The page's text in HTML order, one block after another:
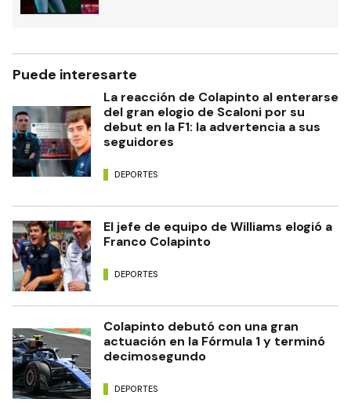
Puede interesarte
La reacción de Colapinto al enterarse
del gran elogio de Scaloni por su
debut en la F1: la advertencia a sus
seguidores
DEPORTES
El jefe de equipo de Williams elogió a
Franco Colapinto
DEPORTES
Colapinto debutó con una gran
actuación en la Fórmula 1 y terminó
decimosegundo
DEPORTES